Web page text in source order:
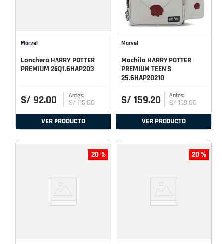
Marvel
Lonchera HARRY POTTER
PREMIUM 26Q1.6HAP203
S/ 92.00 S/ 115.00
VER PRODUCTO
Marvel
Mochila HARRY POTTER
PREMIUM TEEN'S
25.6HAP20210
S/ 159.20 S/ 199.00
VER PRODUCTO
20 % 20 %